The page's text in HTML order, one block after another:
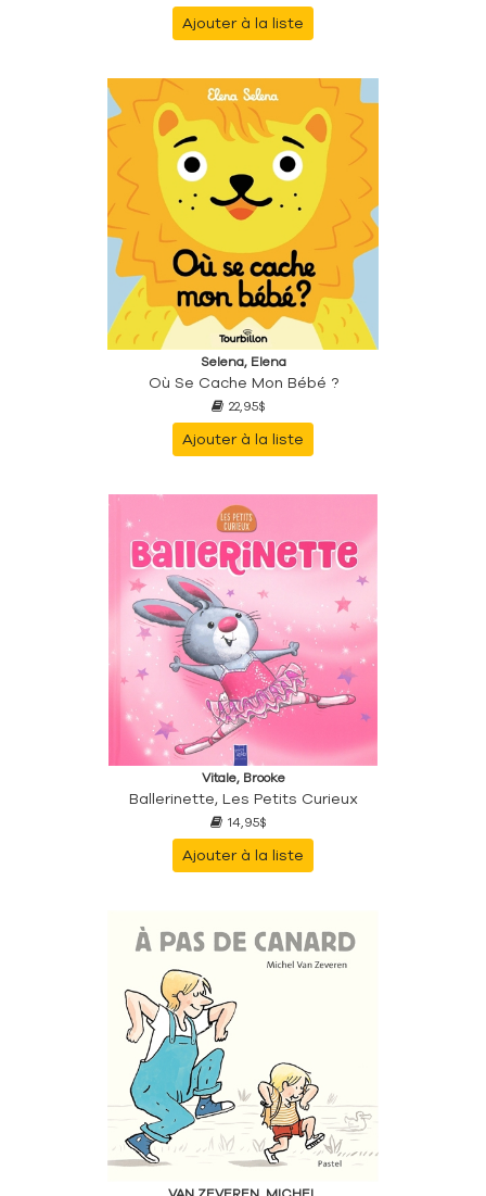
Ajouter à la liste
Selena, Elena
Où Se Cache Mon Bébé ?
22,95$
Ajouter à la liste
Vitale, Brooke
Ballerinette, Les Petits Curieux
14,95$
Ajouter à la liste